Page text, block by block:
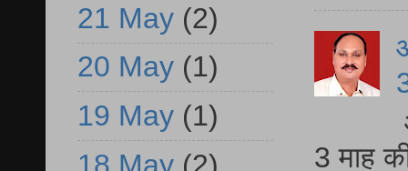
3 माह
21 May (2)
20 May (1)
19 May (1)